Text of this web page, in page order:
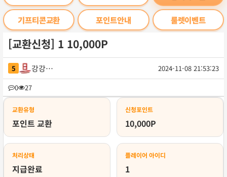
기프티콘교환 포인트안내 룰렛이벤트
[교환신청] 1 10,000P
5 강강주영
2024-11-08 21:53:23
0
27
록
교환유형
포인트 교환
신청포인트
10,000P
처리상태
지급완료
플레이어 아이디
1